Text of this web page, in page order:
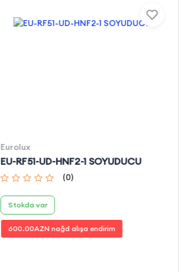
Eurolux
EU-RF51-UD-HNF2-1 SOYUDUCU
(0)
Stokda var
600.00AZN nağd alışa endirim